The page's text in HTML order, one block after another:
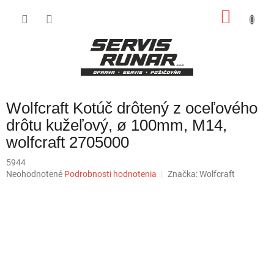
Wolfcraft Kotúč drôtený z oceľového
drôtu kužeľový, ø 100mm, M14,
wolfcraft 2705000
5944
Priemerné
Neohodnotené Podrobnosti hodnotenia Značka:Wolfcraft